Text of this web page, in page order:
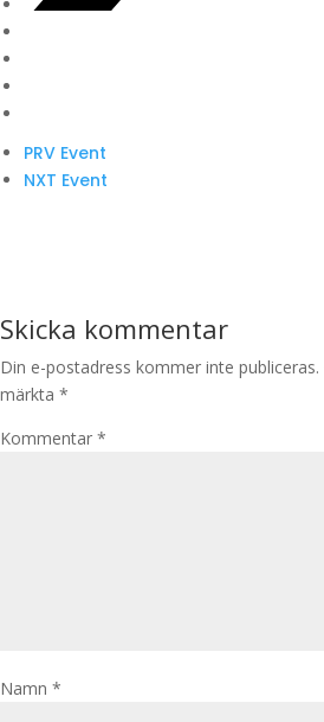
PRV Event
NXT Event
Skicka kommentar
Din e-postadress kommer inte publiceras.
märkta *
Kommentar *
Namn *